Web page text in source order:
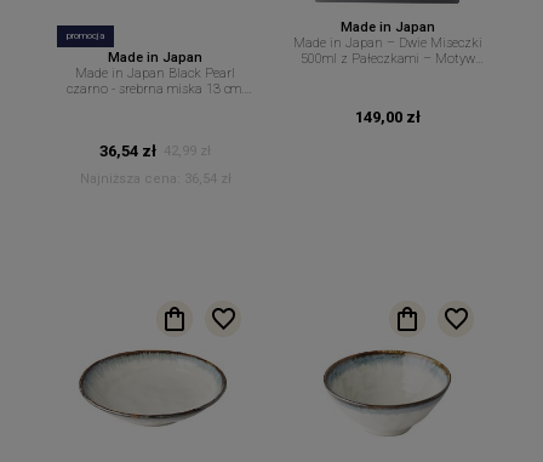
promocja
Made in Japan
Made in Japan Black Pearl
czarno - srebrna miska 13 cm.
36,54 zł
42,99 zł
Najniższa cena:
36,54 zł
Made in Japan
Made in Japan – Dwie Miseczki
500ml z Pałeczkami – Motyw
149,00 zł